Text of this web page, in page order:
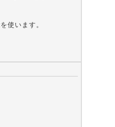
使います。